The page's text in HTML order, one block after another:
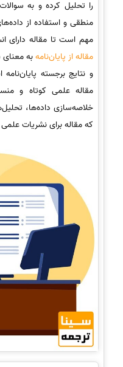
را تحلیل کرده و به
منطقی و استفاده از
مهم است تا مقاله دارای
مقاله از پایان‌نامهبه
و نتایج برجسته
مقاله علمی کوتاه و
خلاصه‌سازی داده‌ها،
که مقاله برای نشریات